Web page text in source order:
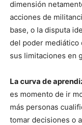
dimensión
acciones de
base, o la disputa
del poder mediático
sus limitaciones en
La curva de
es momento de ir
más personas
tomar decisiones o